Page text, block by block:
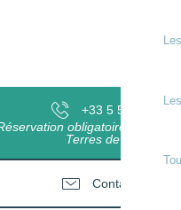
+33 5 58 98 58
obligatoire à l'office
Terres de Chalosse
Contactez-nous